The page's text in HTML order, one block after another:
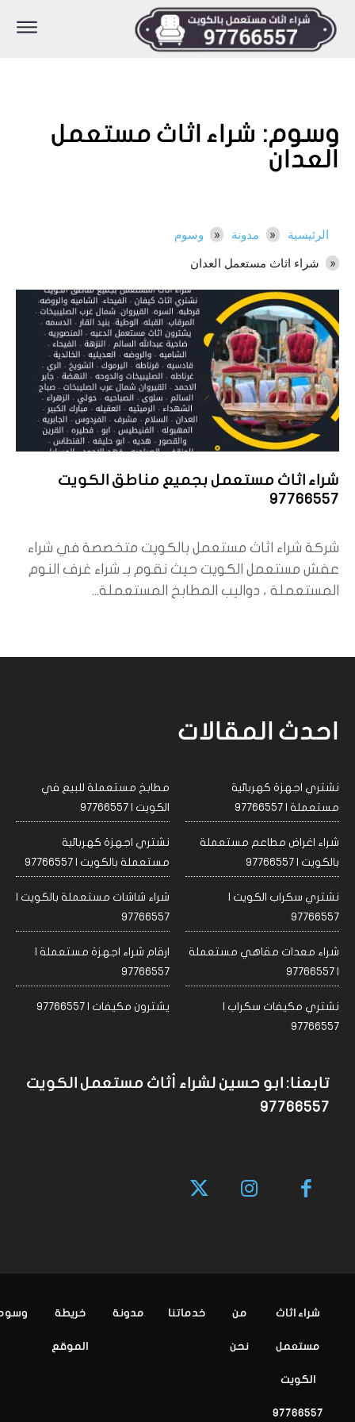
وسوم: شراء اثاث مستعمل
العدان
الرئيسية مدونة
وسوم
شراء اثاث مستعمل العدان
شراء اثاث مستعمل بجميع مناطق الكويت
97766557
شركة شراء اثاث مستعمل بالكويت متخصصة في شراء
عفش مستعمل الكويت حيث نقوم بـ شراء غرف النوم
المستعملة ، دواليب المطابخ المستعملة...
احدث المقالات
نشتري اجهزة كهربائية
مستعملة | 97766557
مطابخ مستعملة للبيع في
الكويت | 97766557
شراء اغراض مطاعم مستعملة
بالكويت | 97766557
نشتري اجهزة كهربائية
مستعملة بالكويت | 97766557
نشتري سكراب الكويت |
97766557
شراء شاشات مستعملة بالكويت |
97766557
شراء معدات مقاهي مستعملة
| 97766557
ارقام شراء اجهزة مستعملة |
97766557
نشتري مكيفات سكراب |
97766557
يشترون مكيفات | 97766557
تابعنا: ابو حسين لشراء أثاث مستعمل الكويت
97766557
شراء اثاث
مستعمل
الكويت
97766557
من
نحن
خدماتنا مدونة خريطة
الموقع